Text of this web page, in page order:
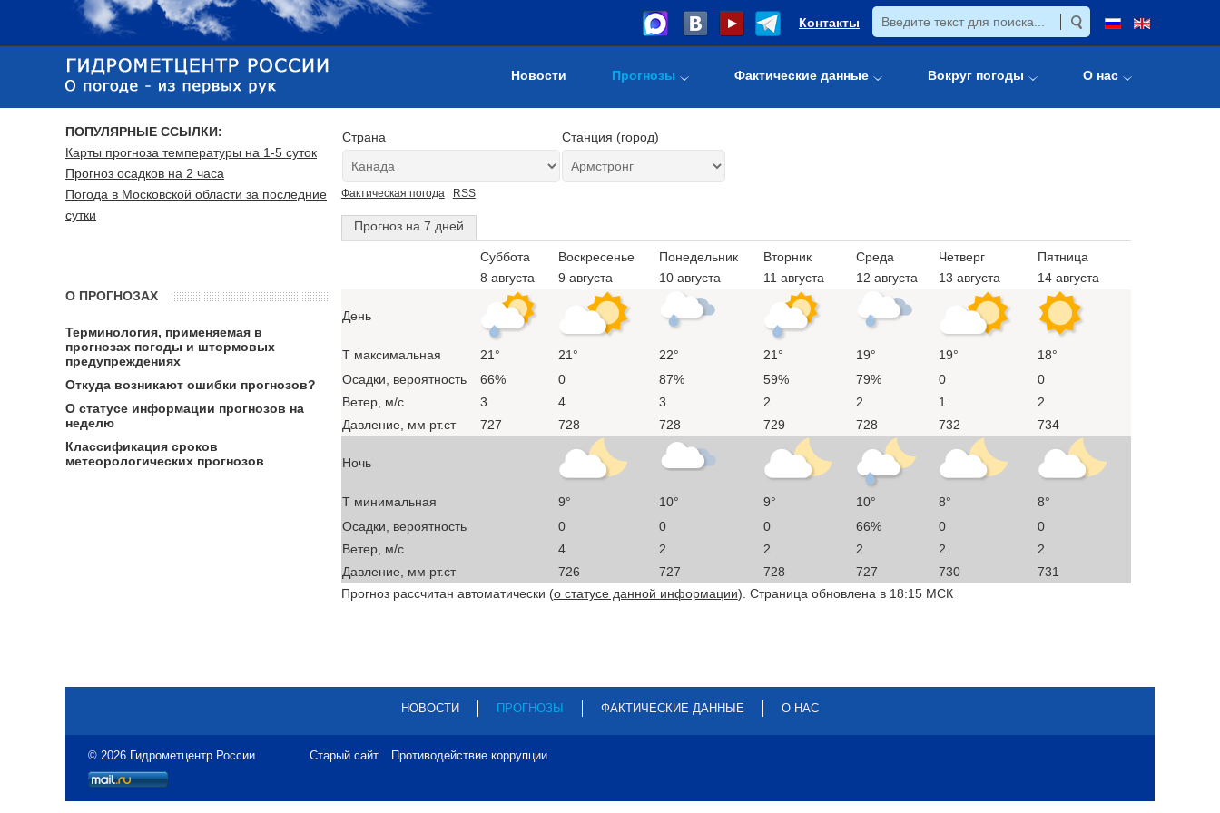
Контакты
Новости Прогнозы Фактические данные Вокруг погоды О нас
Страна Станция (город)
Фактическая погода RSS
Прогноз на 7 дней
Суббота
8 августа
Воскресенье
9 августа
Понедельник
10 августа
Вторник
11 августа
Среда
12 августа
Четверг
13 августа
Пятница
14 августа
День
T максимальная 21° 21° 22° 21° 19° 19°
18°
Осадки, вероятность
66% 0 87% 59% 79% 0
0
Ветер, м/с
3 4 3 2 2 1
2
Давление, мм рт.ст
727 728 728 729 728 732 734
Ночь
T минимальная 9° 10° 9° 10° 8°
8°
Осадки, вероятность
0 0 0 66% 0
0
Ветер, м/с
4 2 2 2 2
2
Давление, мм рт.ст
726 727 728 727 730
731
Прогноз рассчитан автоматически (о статусе данной информации). Страница обновлена в 18:15 МСК
ПОПУЛЯРНЫЕ ССЫЛКИ:
Карты прогноза температуры на 1-5 суток
Прогноз осадков на 2 часа
Погода в Московской области за последние
сутки
О ПРОГНОЗАХ
Терминология, применяемая в
прогнозах погоды и штормовых
предупреждениях
Откуда возникают ошибки прогнозов?
О статусе информации прогнозов на
неделю
Классификация сроков
метеорологических прогнозов
НОВОСТИ ПРОГНОЗЫ ФАКТИЧЕСКИЕ ДАННЫЕ О НАС
© 2026 Гидрометцентр России Старый сайт Противодействие коррупции